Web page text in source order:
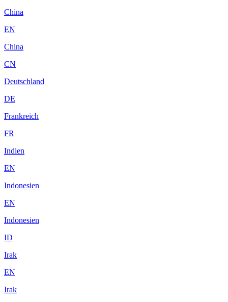
China
EN
China
CN
Deutschland
DE
Frankreich
FR
Indien
EN
Indonesien
EN
Indonesien
ID
Irak
EN
Irak